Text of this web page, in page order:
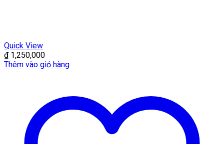
Quick View
₫1,250,000
Thêm vào giỏ hàng